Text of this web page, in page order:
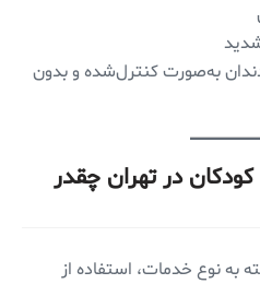
به‌صورت کنترل‌شده و بدون
در تهران چقدر
به نوع خدمات، استفاده از